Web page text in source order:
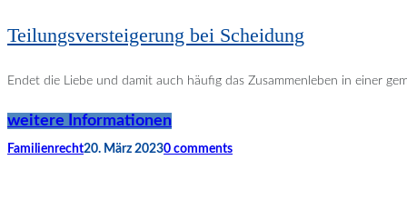
Teilungsversteigerung bei Scheidung
Endet die Liebe und damit auch häufig das Zusammenleben in einer
weitere Informationen
Familienrecht20. März 20230 comments